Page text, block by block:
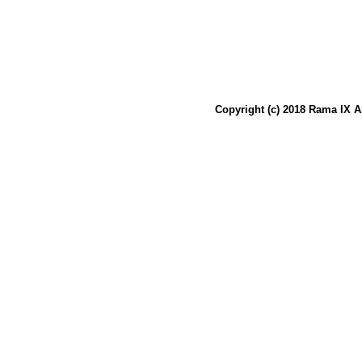
Copyright (c) 2018 Rama IX